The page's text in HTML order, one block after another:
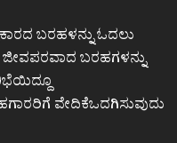
ಬರಹಳನ್ನು ಓದಲು
ಬರಹಗಳನ್ನು
ವೇದಿಕೆಒದಗಿಸುವುದು